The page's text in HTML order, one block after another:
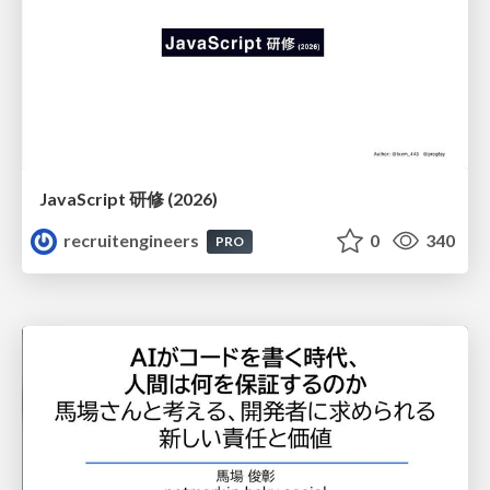
JavaScript 研修 (2026)
recruitengineers
PRO 0 340